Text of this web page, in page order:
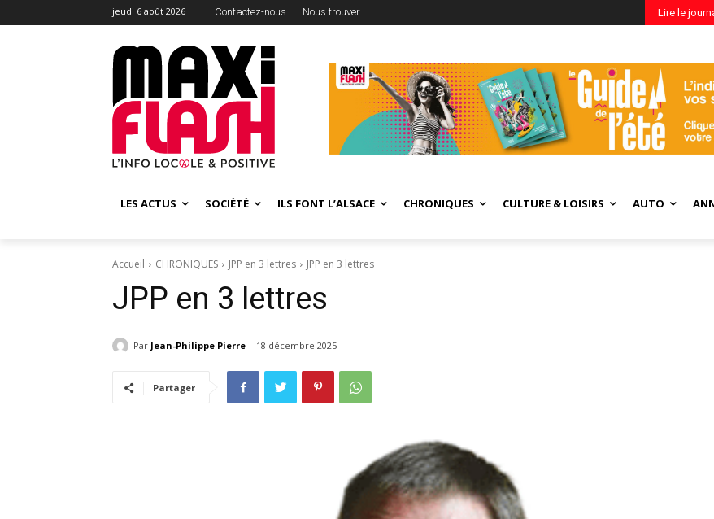
jeudi 6 août 2026 Contactez-nous Nous trouver Lire le
LES ACTUS SOCIÉTÉ ILS FONT L’ALSACE CHRONIQUES CULTURE & LOISIRS AUTO
Accueil CHRONIQUES JPP en 3 lettres JPP en 3 lettres
JPP en 3 lettres
Par Jean-Philippe Pierre 18 décembre 2025
Partager